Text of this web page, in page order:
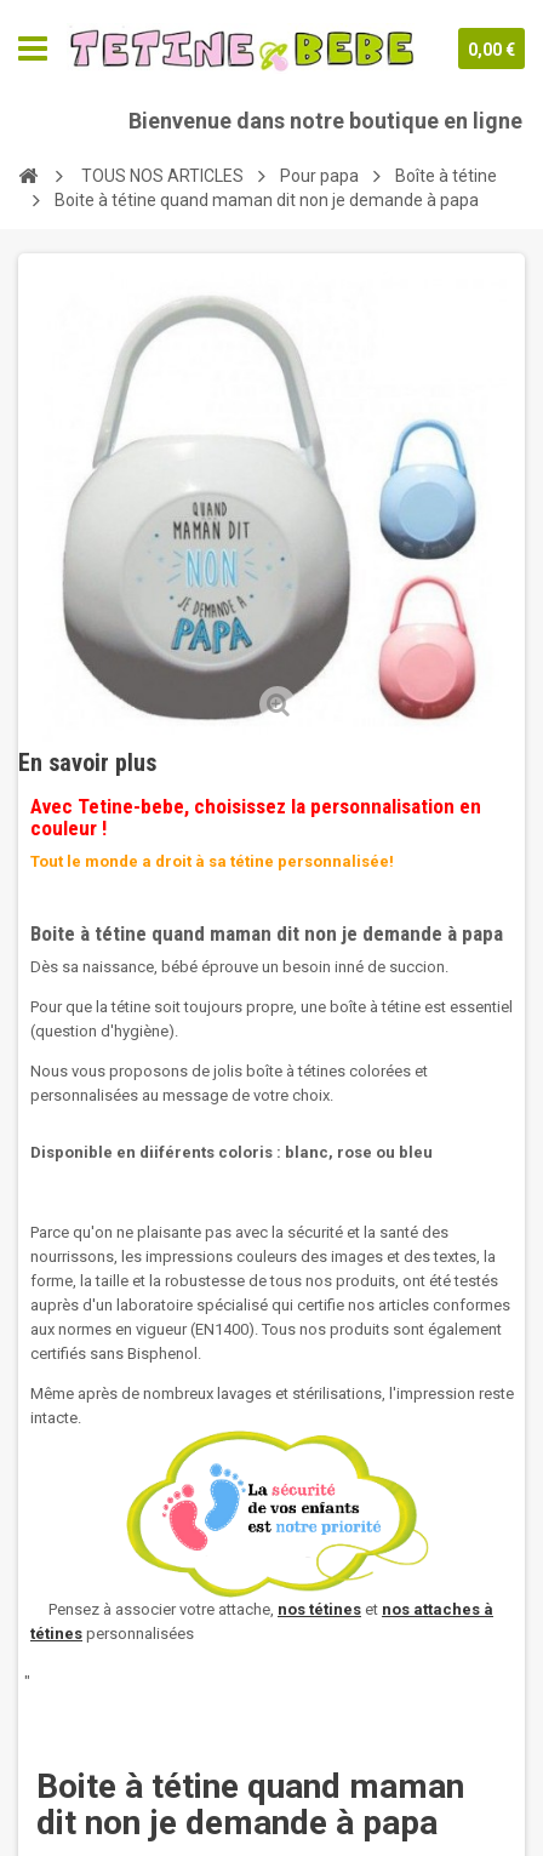
0,00 €
Bienvenue dans notre boutique en ligne
TOUS NOS ARTICLES Pour papa
Boîte à tétine
Boite à tétine quand maman dit non je demande à papa
En savoir plus
Avec Tetine-bebe, choisissez la personnalisation en
couleur !
Tout le monde a droit à sa tétine personnalisée!
Boite à tétine quand maman dit non je demande à papa
Dès sa naissance, bébé éprouve un besoin inné de succion.
Pour que la tétine soit toujours propre, une boîte à tétine est essentiel
(question d'hygiène).
Nous vous proposons de jolis boîte à tétines colorées et
personnalisées au message de votre choix.
Disponible en diiférents coloris : blanc, rose ou bleu
Parce qu'on ne plaisante pas avec la sécurité et la santé des
nourrissons, les impressions couleurs des images et des textes, la
forme, la taille et la robustesse de tous nos produits, ont été testés
auprès d'un laboratoire spécialisé qui certifie nos articles conformes
aux normes en vigueur (EN1400). Tous nos produits sont également
certifiés sans Bisphenol.
Même après de nombreux lavages et stérilisations, l'impression reste
intacte.
Pensez à associer votre attache, nos tétines et nos attaches à
tétines personnalisées
"
Boite à tétine quand maman
dit non je demande à papa